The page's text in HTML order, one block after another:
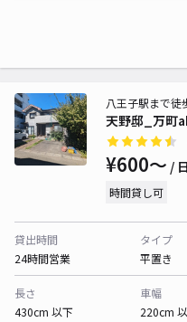
天野邸_万町
八王子駅まで徒
¥600〜 / 日
時間貸し可
貸出時間
24時間営業
タイプ
平置き
長さ
430cm 以下
車幅
220cm